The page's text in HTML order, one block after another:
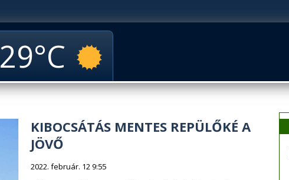
29
KIBOCSÁTÁS MENTES REPÜLŐKÉ A
JÖVŐ
2022. február. 12 9:55